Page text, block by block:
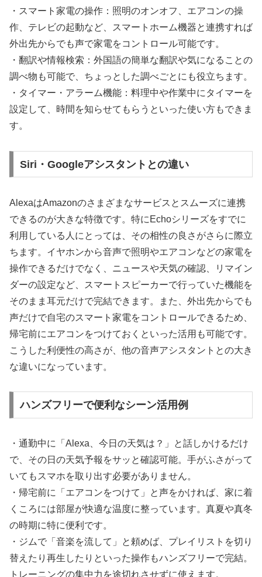
・スマート家電の操作：照明のオンオフ、エアコンの操
作、テレビの起動など、スマートホーム機器と連携すれば
外出先からでも声で家電をコントロール可能です。
・翻訳や情報検索：外国語の簡単な翻訳や気になることの
調べ物も可能で、ちょっとした調べごとにも役立ちます。
・タイマー・アラーム機能：料理中や作業中にタイマーを
設定して、時間を知らせてもらうといった使い方もできま
す。
Siri・Googleアシスタントとの違い
AlexaはAmazonのさまざまなサービスとスムーズに連携
できるのが大きな特徴です。特にEchoシリーズをすでに
利用している人にとっては、その相性の良さがさらに際立
ちます。イヤホンから音声で照明やエアコンなどの家電を
操作できるだけでなく、ニュースや天気の確認、リマイン
ダーの設定など、スマートスピーカーで行っていた機能を
そのまま耳元だけで完結できます。また、外出先からでも
声だけで自宅のスマート家電をコントロールできるため、
帰宅前にエアコンをつけておくといった活用も可能です。
こうした利便性の高さが、他の音声アシスタントとの大き
な違いになっています。
ハンズフリーで便利なシーン活用例
・通勤中に「Alexa、今日の天気は？」と話しかけるだけ
で、その日の天気予報をサッと確認可能。手がふさがって
いてもスマホを取り出す必要がありません。
・帰宅前に「エアコンをつけて」と声をかければ、家に着
くころには部屋が快適な温度に整っています。真夏や真冬
の時期に特に便利です。
・ジムで「音楽を流して」と頼めば、プレイリストを切り
替えたり再生したりといった操作もハンズフリーで完結。
トレーニングの集中力を途切れさせずに使えます。